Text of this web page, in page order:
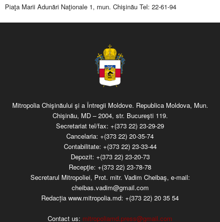
Piaţa Marii Adunări Naţionale 1, mun. Chişinău Tel: 22-61-94
Mitropolia Chişinăului şi a Întregii Moldove. Republica Moldova, Mun.
Chişinău, MD – 2004, str. Bucureşti 119.
Secretariat tel/fax: +(373 22) 23-29-29
Cancelaria: +(373 22) 20-35-74
Contabilitate: +(373 22) 23-33-44
Depozit: +(373 22) 23-20-73
Recepţie: +(373 22) 23-78-78
Secretarul Mitropoliei, Prot. mitr. Vadim Cheibaş, e-mail:
cheibas.vadim@gmail.com
Redacția www.mitropolia.md: +(373 22) 20 35 54
Contact us: mitropoliamd.press@gmail.com